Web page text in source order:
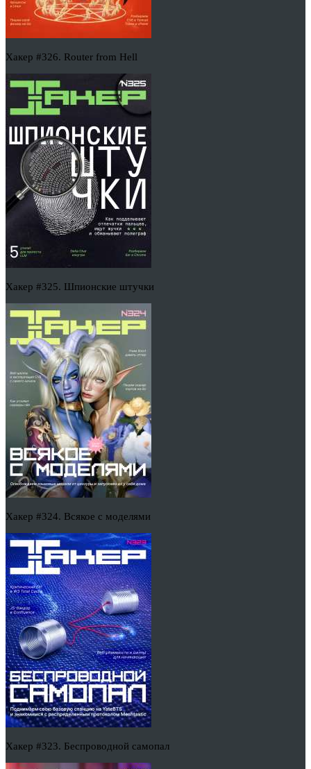
Хакер #326. Router from Hell
Хакер #325. Шпионские штучки
Хакер #324. Всякое с моделями
Хакер #323. Беспроводной самопал